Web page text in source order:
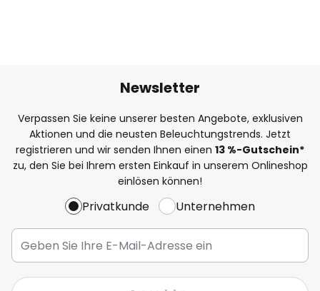
Newsletter
Verpassen Sie keine unserer besten Angebote, exklusiven
Aktionen und die neusten Beleuchtungstrends. Jetzt
registrieren und wir senden Ihnen einen 13 %-Gutschein*
zu, den Sie bei Ihrem ersten Einkauf in unserem Onlineshop
einlösen können!
Privatkunde Unternehmen